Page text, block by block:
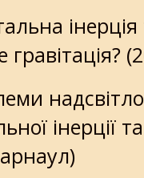
інерція
інерції